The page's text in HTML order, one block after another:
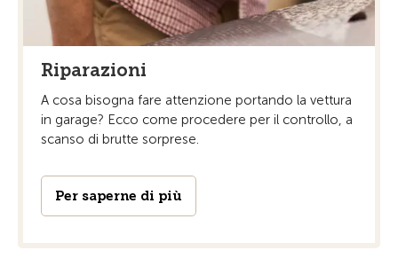
Riparazioni
A cosa bisogna fare attenzione portando la vettura
in garage? Ecco come procedere per il controllo, a
scanso di brutte sorprese.
Per saperne di più